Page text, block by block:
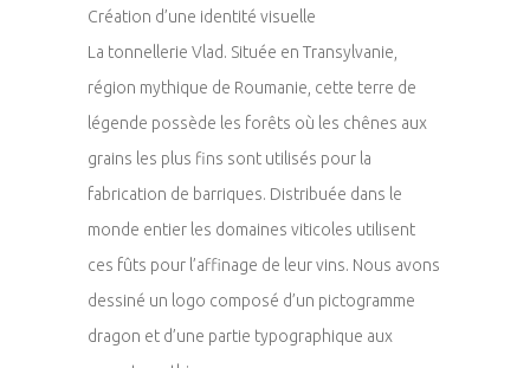
Création d’une identité visuelle
La tonnellerie Vlad. Située en Transylvanie,
région mythique de Roumanie, cette terre de
légende possède les forêts où les chênes aux
grains les plus fins sont utilisés pour la
fabrication de barriques. Distribuée dans le
monde entier les domaines viticoles utilisent
ces fûts pour l’affinage de leur vins. Nous avons
dessiné un logo composé d’un pictogramme
dragon et d’une partie typographique aux